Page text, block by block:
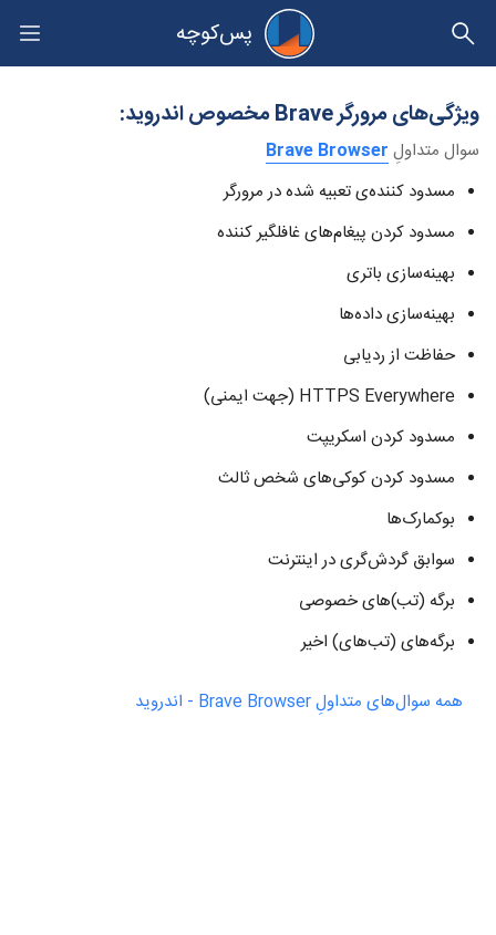
پس‌کوچه
حریم خصوصی
ویژگی‌های مرورگر Brave مخصوص اندروید:
سوال متداولِ Brave Browser
مسدود کننده‌ی تعبیه شده در مرورگر
مسدود کردن پیغام‌های غافلگیر کننده
بهینه‌سازی باتری
بهینه‌سازی داده‌ها
حفاظت از ردیابی
HTTPS Everywhere (جهت ایمنی)
مسدود کردن اسکریپت
مسدود کردن کوکی‌های شخص ثالث
بوکمارک‌ها
سوابق گردش‌گری در اینترنت
برگه (تب)های خصوصی
برگه‌های (تب‌های) اخیر
همه سوال‌های متداولِ ‫Brave Browser - اندروید